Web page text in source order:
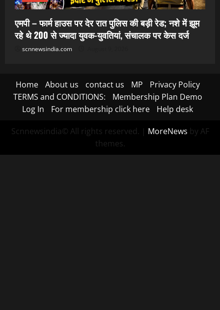
एमपी – फार्म हाउस पर देर रात पुलिस की बड़ी रेड; नशे में झूम
रहे थे 200 से ज्यादा युवक-युवतियां, संचालक पर केस दर्ज
scnnewsindia.com
Home About us contact us MP
Privacy Policy
TERMS and CONDITIONS:
Membership Plan Demo
Log In
For membership click here Help desk
Scnnewsindia© All rights reserved. | MoreNews by AF
themes.